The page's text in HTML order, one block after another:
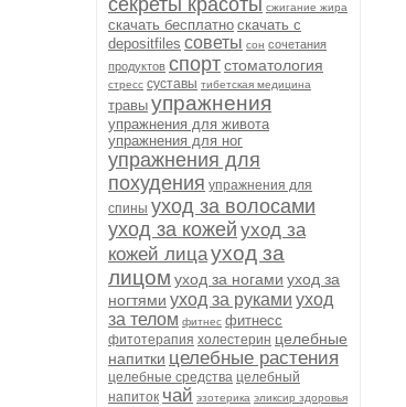
секреты красоты сжигание жира
скачать бесплатно скачать с
depositfiles советы сон сочетания
продуктов спортстоматология
стресс суставы тибетская медицина
травы упражнения
упражнения для живота
упражнения для ног
упражнения для
похудения упражнения для
спины уход за волосами
уход за кожей уход за
кожей лицауход за
лицом уход за ногами уход за
ногтями уход за руками уход
за телом фитнес фитнесс
фитотерапия холестерин целебные
напитки целебные растения
целебные средства целебный
напиток чай эзотерика эликсир здоровья